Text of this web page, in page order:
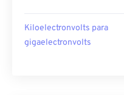
Kiloelectronvolts para
gigaelectronvolts